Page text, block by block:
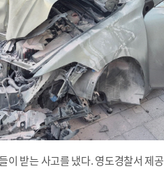
이 받는 사고를 냈다. 영도경찰서 제공